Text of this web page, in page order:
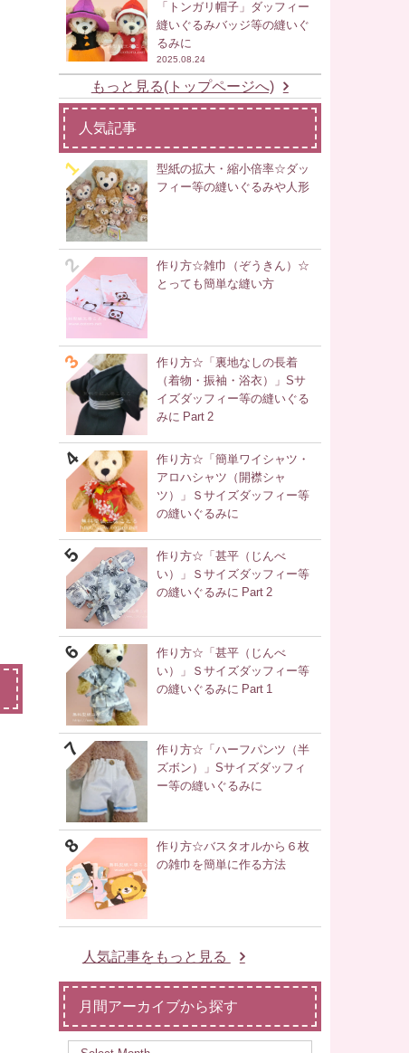
「トンガリ帽子」ダッフィー
縫いぐるみバッジ等の縫いぐ
るみに
2025.08.24
もっと見る(トップページへ)
人気記事
型紙の拡大・縮小倍率☆ダッ
フィー等の縫いぐるみや人形
作り方☆雑巾（ぞうきん）☆
とっても簡単な縫い方
作り方☆「裏地なしの長着
（着物・振袖・浴衣）」Sサ
イズダッフィー等の縫いぐる
みに Part 2
作り方☆「簡単ワイシャツ・
アロハシャツ（開襟シャ
ツ）」Ｓサイズダッフィー等
の縫いぐるみに
作り方☆「甚平（じんべ
い）」Ｓサイズダッフィー等
の縫いぐるみに Part 2
作り方☆「甚平（じんべ
い）」Ｓサイズダッフィー等
の縫いぐるみに Part 1
作り方☆「ハーフパンツ（半
ズボン）」Sサイズダッフィ
ー等の縫いぐるみに
作り方☆バスタオルから６枚
の雑巾を簡単に作る方法
人気記事をもっと見る
月間アーカイブから探す